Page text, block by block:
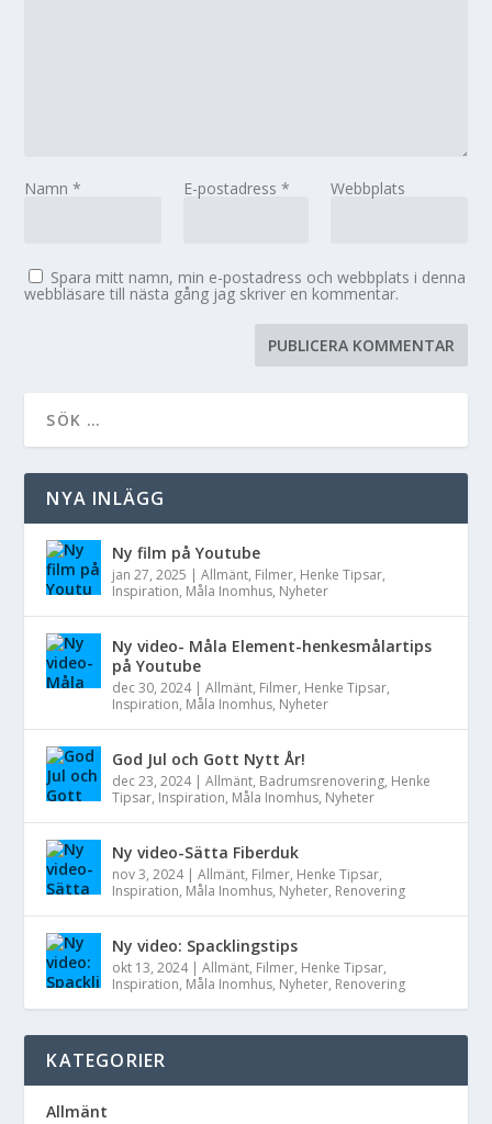
Namn* E-postadress * Webbplats
Spara mitt namn, min e-postadress och webbplats i denna
webbläsare till nästa gång jag skriver en kommentar.
NYA INLÄGG
Ny film på Youtube
jan 27, 2025 |Allmänt, Filmer, Henke Tipsar,
Inspiration, Måla Inomhus, Nyheter
Ny video- Måla Element-henkesmålartips
på Youtube
dec 30, 2024|Allmänt, Filmer, Henke Tipsar,
Inspiration, Måla Inomhus, Nyheter
God Jul och Gott Nytt År!
dec 23, 2024|Allmänt, Badrumsrenovering, Henke
Tipsar, Inspiration, Måla Inomhus, Nyheter
Ny video-Sätta Fiberduk
nov 3, 2024|Allmänt, Filmer, Henke Tipsar,
Inspiration, Måla Inomhus, Nyheter, Renovering
Ny video: Spacklingstips
okt 13, 2024|Allmänt, Filmer, Henke Tipsar,
Inspiration, Måla Inomhus, Nyheter, Renovering
KATEGORIER
Allmänt